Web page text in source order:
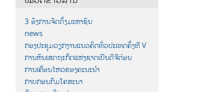
3 ອົງການຈັດຕັ້ງມະຫາຊົນ
news
ກອງປະຊຸມວຽກງານແນວຄິດທົ່ວປະເທດຄັ້ງທີ V
ການຫັນເສດຖະກິດແຫ່ງຊາດເປັນດີຈີຕ໋ອນ
ການເຄື່ອນໄຫວຂອງຄະນະນຳ
ກາບກອນກົມໂຄສະນາ